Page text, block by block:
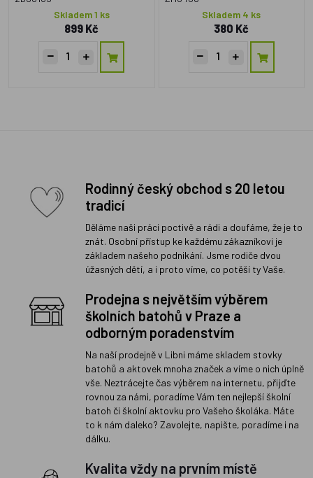
Skladem 1 ks
899 Kč
Skladem 4 ks
380 Kč
Rodinný český obchod s 20 letou
tradicí
Děláme naši práci poctivě a rádi a doufáme, že je to
znát. Osobní přístup ke každému zákazníkovi je
základem našeho podnikání. Jsme rodiče dvou
úžasných dětí, a i proto víme, co potěší ty Vaše.
Prodejna s největším výběrem
školních batohů v Praze a
odborným poradenstvím
Na naší prodejně v Libni máme skladem stovky
batohů a aktovek mnoha značek a víme o nich úplně
vše. Neztrácejte čas výběrem na internetu, přijďte
rovnou za námi, poradíme Vám ten nejlepší školní
batoh či školní aktovku pro Vašeho školáka. Máte
to k nám daleko? Zavolejte, napište, poradíme i na
dálku.
Kvalita vždy na prvním místě